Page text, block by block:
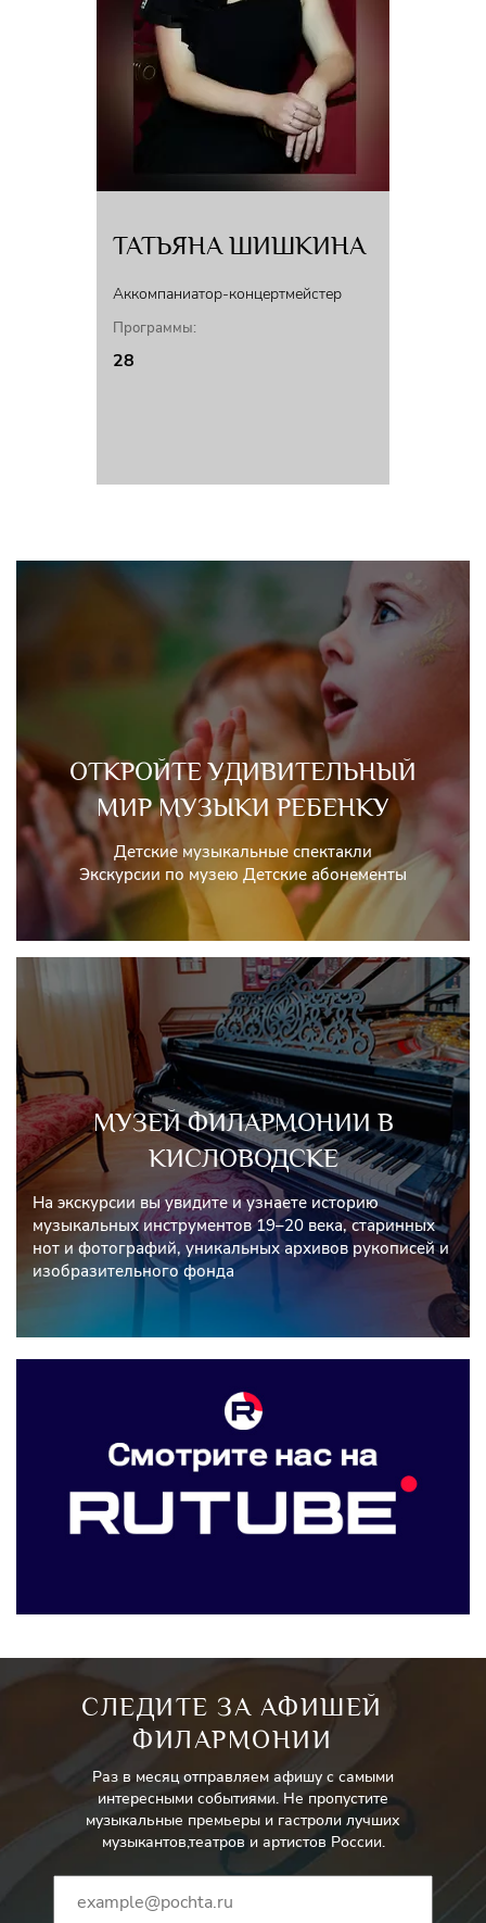
ТАТЬЯНА ШИШКИНА
Аккомпаниатор-концертмейстер
Программы:
28
ОТКРОЙТЕ УДИВИТЕЛЬНЫЙ
МИР МУЗЫКИ РЕБЕНКУ
Детские музыкальные спектакли
Экскурсии по музею Детские абонементы
МУЗЕЙ ФИЛАРМОНИИ В
КИСЛОВОДСКЕ
На экскурсии вы увидите и узнаете историю
музыкальных инструментов 19–20 века, старинных
нот и фотографий, уникальных архивов рукописей и
изобразительного фонда
СЛЕДИТЕ ЗА АФИШЕЙ
ФИЛАРМОНИИ
Раз в месяц отправляем афишу с самыми
интересными событиями. Не пропустите
музыкальные премьеры и гастроли лучших
музыкантов,театров и артистов России.